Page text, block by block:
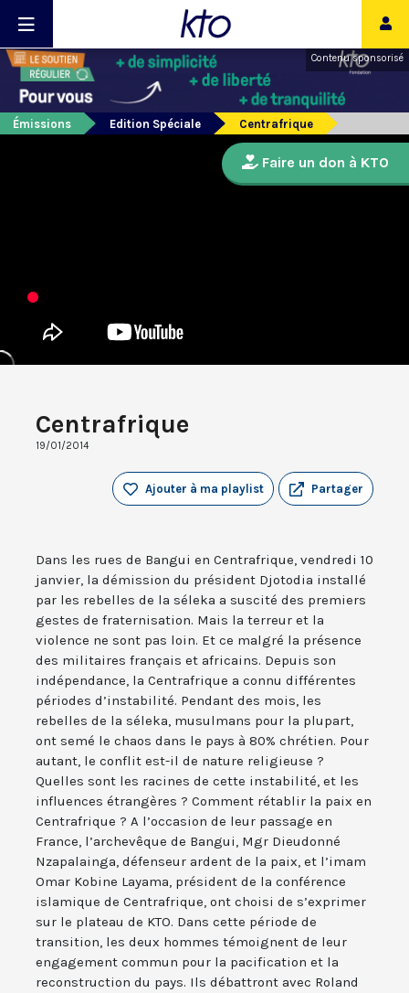
Contenu sponsorisé
Émissions Edition Spéciale Centrafrique
Centrafrique
19/01/2014
Partager
Ajouter à ma playlist
Dans les rues de Bangui en Centrafrique, vendredi 10
janvier, la démission du président Djotodia installé
par les rebelles de la séleka a suscité des premiers
gestes de fraternisation. Mais la terreur et la
violence ne sont pas loin. Et ce malgré la présence
des militaires français et africains. Depuis son
indépendance, la Centrafrique a connu différentes
périodes d’instabilité. Pendant des mois, les
rebelles de la séleka, musulmans pour la plupart,
ont semé le chaos dans le pays à 80% chrétien. Pour
autant, le conflit est-il de nature religieuse ?
Quelles sont les racines de cette instabilité, et les
influences étrangères ? Comment rétablir la paix en
Centrafrique ? A l’occasion de leur passage en
France, l’archevêque de Bangui, Mgr Dieudonné
Nzapalainga, défenseur ardent de la paix, et l’imam
Omar Kobine Layama, président de la conférence
islamique de Centrafrique, ont choisi de s’exprimer
sur le plateau de KTO. Dans cette période de
transition, les deux hommes témoignent de leur
engagement commun pour la pacification et la
reconstruction du pays. Ils débattront avec Roland
Faire un don à KTO